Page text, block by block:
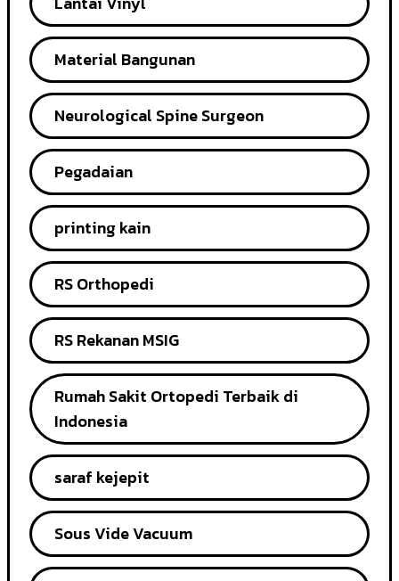
Material Bangunan
Neurological Spine Surgeon
Pegadaian
printing kain
RS Orthopedi
RS Rekanan MSIG
Rumah Sakit Ortopedi Terbaik di
Indonesia
saraf kejepit
Sous Vide Vacuum